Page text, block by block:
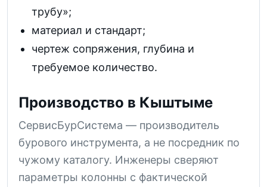
трубу»;
материал и стандарт;
чертеж сопряжения, глубина и
требуемое количество.
Производство в Кыштыме
СервисБурСистема — производитель
бурового инструмента, а не посредник по
чужому каталогу. Инженеры сверяют
параметры колонны с фактической